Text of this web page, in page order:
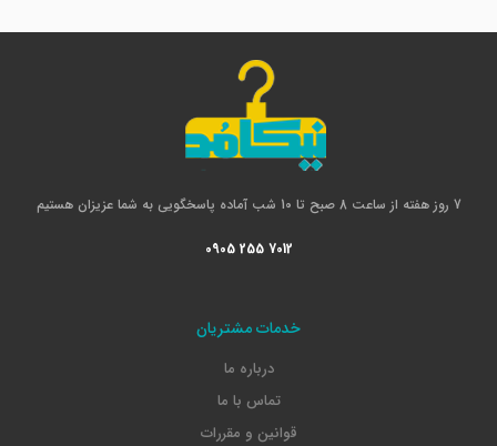
7 روز هفته از ساعت 8 صبح تا 10 شب آماده پاسخگویی به شما عزیزان هستیم
0905 255 7012
خدمات مشتریان
درباره ما
تماس با ما
قوانین و مقررات